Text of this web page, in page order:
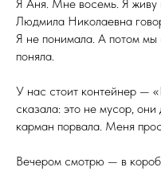
Я Аня. Мне восемь. Я живу
Людмила Николаевна
Я не понимала. А потом мы
поняла.
У нас стоит контейнер —
сказала: это не мусор,
карман порвала. Меня
Вечером смотрю — в